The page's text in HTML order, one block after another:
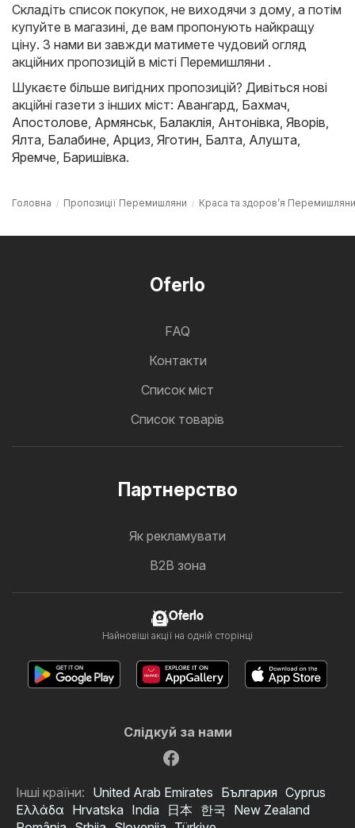
Складіть список покупок, не виходячи з дому, а потім
купуйте в магазині, де вам пропонують найкращу
ціну. З нами ви завжди матимете чудовий огляд
акційних пропозицій в місті Перемишляни .
Шукаєте більше вигідних пропозицій? Дивіться нові
акційні газети з інших міст: Авангард Бахмач
Апостолове Армянськ Балаклія Антонівка Яворів
Ялта Балабине Арциз Яготин Балта Алушта
Яремче Баришівка.
Головна Пропозиції Перемишляни Краса та здоров’я Перемишляни
Oferlo
FAQ
Контакти
Cписок міст
Список товарів
Партнерство
Як рекламувати
B2B зона
Oferlo
Найновіші акції на одній сторінці
Слідкуй за нами
Інші країни: United Arab Emirates България Cyprus
Ελλάδα Hrvatska India 日本 한국 New Zealand